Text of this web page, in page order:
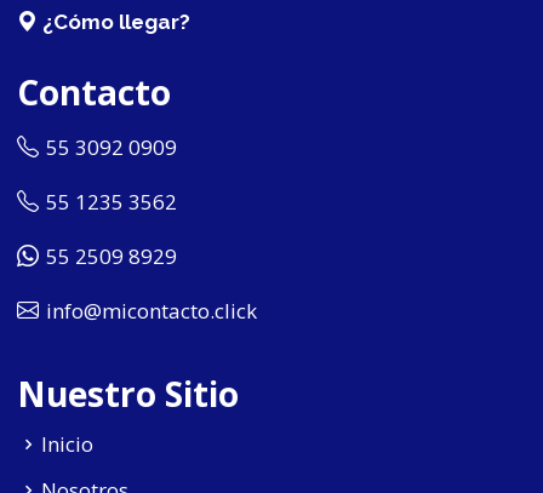
¿Cómo llegar?
Contacto
55 3092 0909
55 1235 3562
55 2509 8929
info@micontacto.click
Nuestro Sitio
Inicio